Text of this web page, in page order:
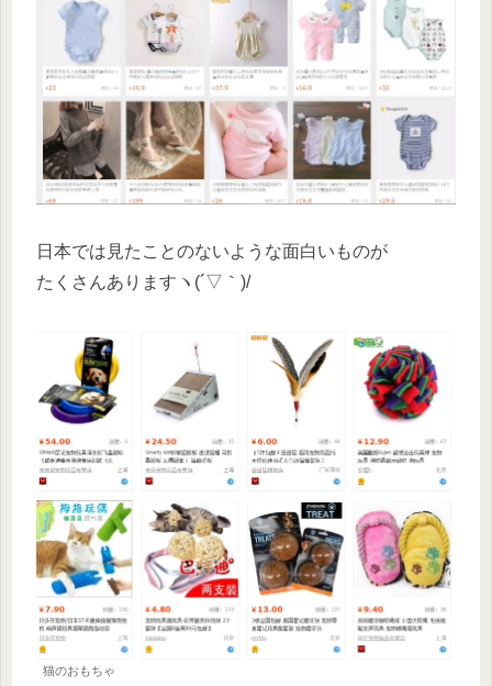
日本では見たことのないような面白いものが
たくさんありますヽ(´▽｀)/
猫のおもちゃ